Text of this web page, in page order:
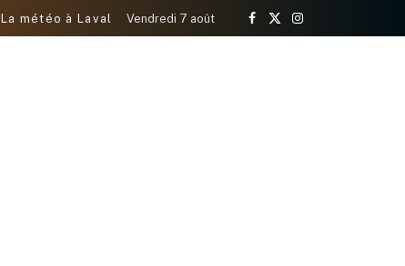
La météo à Laval Vendredi 7 août
Facebook
X
Instagram